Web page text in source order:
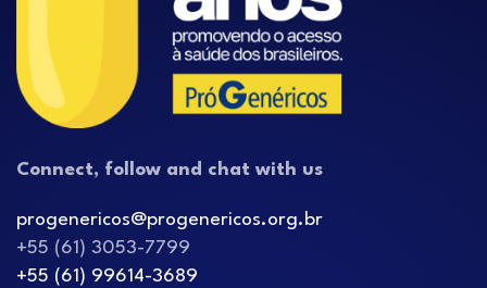
Connect, follow and chat with us
progenericos@progenericos.org.br
+55 (61) 3053-7799
+55 (61) 99614-3689